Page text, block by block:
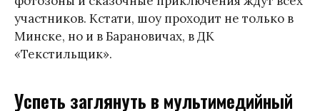
участников. Кстати, шоу проходит не только в
Минске, но и в Барановичах, в ДК
«Текстильщик».
Успеть заглянуть в мультимедийный